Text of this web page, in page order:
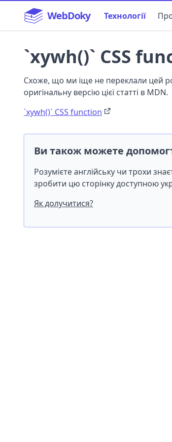
WebDoky Технології
`xywh()` CSS
Схоже, що ми іще не переклали цей
оригінальну версію цієї статті в MDN.
`xywh()` CSS function
Ви також можете
Розумієте англійську чи трохи
зробити цю сторінку доступною
Як долучитися?